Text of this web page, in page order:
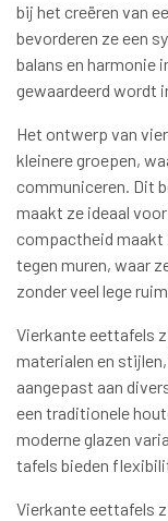
bij het creëren van
bevorderen ze een
balans en harmonie
gewaardeerd wordt
Het ontwerp van
kleinere groepen,
communiceren. Dit
maakt ze ideaal
compactheid maakt
tegen muren, waar
zonder veel lege
Vierkante eettafels
materialen en
aangepast aan
een traditionele
moderne glazen
tafels bieden
Vierkante eettafels